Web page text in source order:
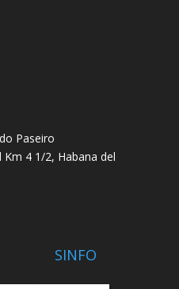
Paseiro
4 1/2, Habana del
SINFO